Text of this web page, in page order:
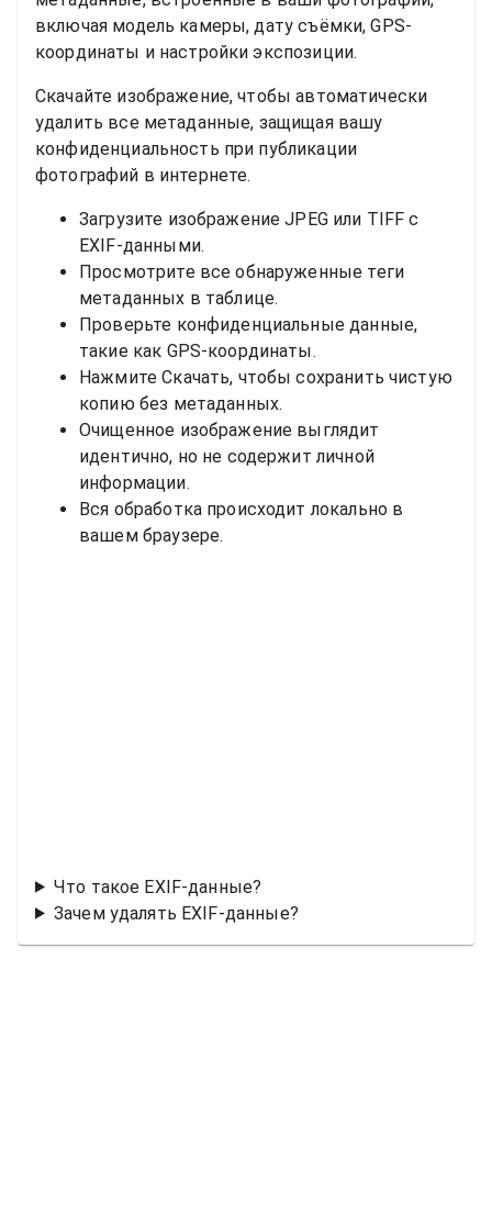
включая модель камеры, дату съёмки, GPS-
координаты и настройки экспозиции.
Скачайте изображение, чтобы автоматически
удалить все метаданные, защищая вашу
конфиденциальность при публикации
фотографий в интернете.
Загрузите изображение JPEG или TIFF с
EXIF-данными.
Просмотрите все обнаруженные теги
метаданных в таблице.
Проверьте конфиденциальные данные,
такие как GPS-координаты.
Нажмите Скачать, чтобы сохранить чистую
копию без метаданных.
Очищенное изображение выглядит
идентично, но не содержит личной
информации.
Вся обработка происходит локально в
вашем браузере.
Что такое EXIF-данные?
Зачем удалять EXIF-данные?